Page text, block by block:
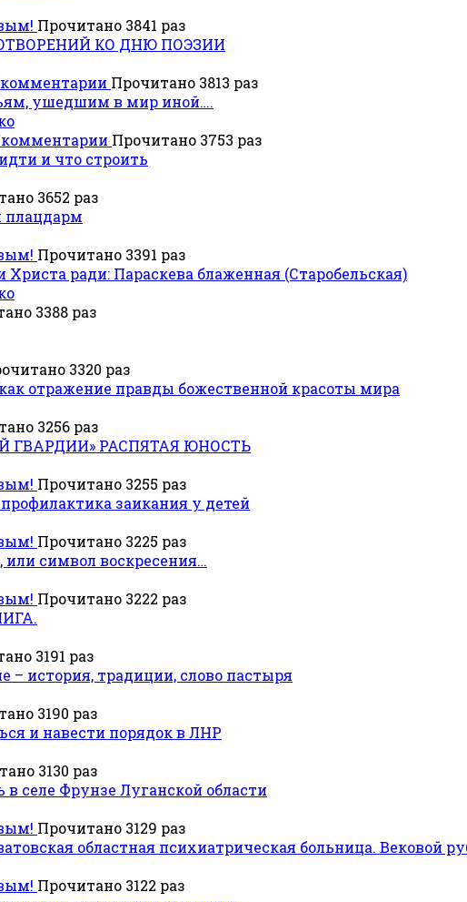
Прочитано 3841 раз
КО ДНЮ ПОЭЗИИ
Прочитано 3813 раз
ушедшим в мир иной….
комментарии Прочитано 3753 раз
и что строить
3652 раз
плацдарм
Прочитано 3391 раз
Христа ради: Параскева блаженная (Старобельская)
3388 раз
3320 раз
отражение правды божественной красоты мира
3256 раз
ГВАРДИИ» РАСПЯТАЯ ЮНОСТЬ
Прочитано 3255 раз
заикания у детей
Прочитано 3225 раз
символ воскресения…
Прочитано 3222 раз
3191 раз
– история, традиции, слово пастыря
3190 раз
и навести порядок в ЛНР
3130 раз
селе Фрунзе Луганской области
Прочитано 3129 раз
областная психиатрическая больница. Вековой
Прочитано 3122 раз